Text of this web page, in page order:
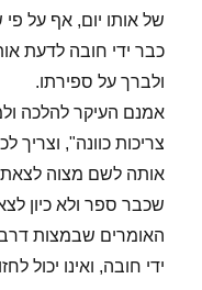
של אותו יום, אף על פי
כבר ידי חובה לדעת
ולברך על ספירתו.
אמנם העיקר להלכה
צריכות כוונה", וצריך
אותה לשם מצוה לצאת
שכבר ספר ולא כיון
האומרים שבמצות דרבנן
ידי חובה, ואינו יכול